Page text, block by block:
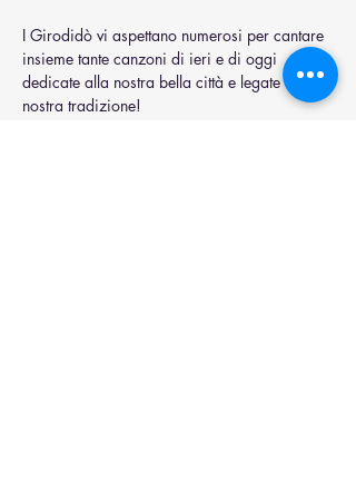
I Girodidò vi aspettano numerosi per cantare
insieme tante canzoni di ieri e di oggi
dedicate alla nostra bella città e legate alla
nostra tradizione!